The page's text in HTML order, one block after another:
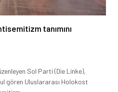
tanımını
Sol Parti (Die Linke),
gören Uluslararası Holokost